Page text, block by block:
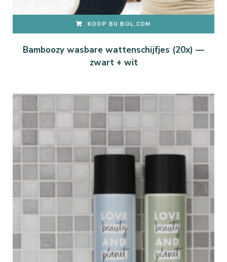
KOOP BIJ BOL.COM
Bamboozy wasbare wattenschijfjes (20x) —
zwart + wit